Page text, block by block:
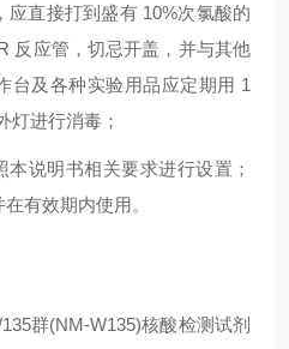
直接打到盛有 10%次氯酸的
反应管，切忌开盖，并与其他
台及各种实验用品应定期用 1
灯进行消毒；
说明书相关要求进行设置；
有效期内使用。
群(NM-W135)核酸检测试剂